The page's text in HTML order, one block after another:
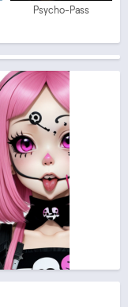
Psycho-Pass